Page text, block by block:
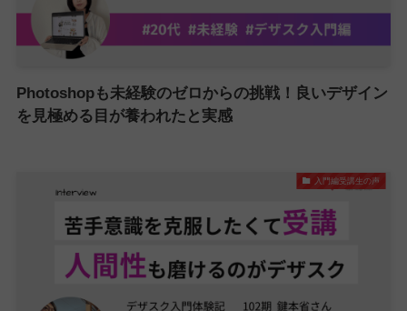
Photoshopも未経験のゼロからの挑戦！良いデザイン
を見極める目が養われたと実感
入門編受講生の声